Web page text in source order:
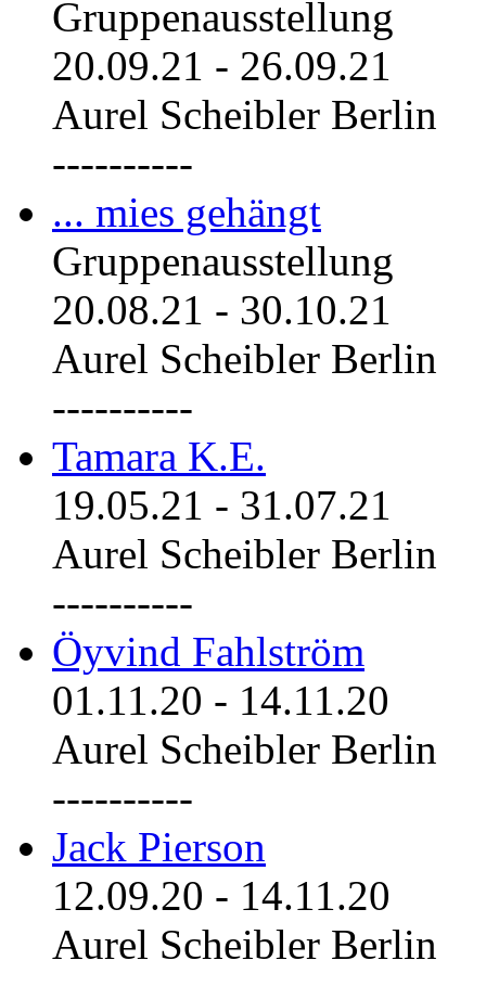
Gruppenausstellung
20.09.21 - 26.09.21
Aurel Scheibler Berlin
----------
... mies gehängt
Gruppenausstellung
20.08.21 - 30.10.21
Aurel Scheibler Berlin
----------
Tamara K.E.
19.05.21 - 31.07.21
Aurel Scheibler Berlin
----------
Öyvind Fahlström
01.11.20 - 14.11.20
Aurel Scheibler Berlin
----------
Jack Pierson
12.09.20 - 14.11.20
Aurel Scheibler Berlin